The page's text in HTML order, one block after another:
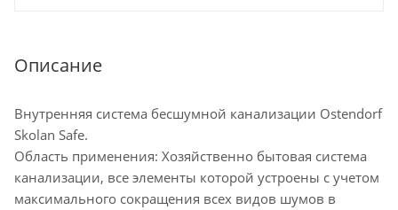
Описание
Внутренняя система бесшумной канализации Ostendorf
Skolan Safe.
Область применения: Хозяйственно бытовая система
канализации, все элементы которой устроены с учетом
максимального сокращения всех видов шумов в